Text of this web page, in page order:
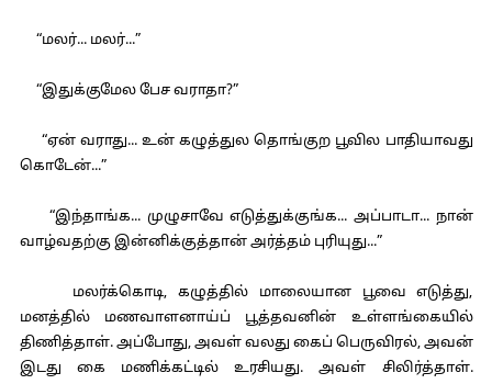
“மலர்... மலர்...”
“இதுக்குமேல பேச வராதா?”
“ஏன் வராது... உன் கழுத்துல தொங்குற பூவில பாதியாவது
கொடேன்...”
“இந்தாங்க... முழுசாவே எடுத்துக்குங்க... அப்பாடா... நான்
வாழ்வதற்கு இன்னிக்குத்தான் அர்த்தம் புரியுது...”
மலர்க்கொடி, கழுத்தில் மாலையான பூவை எடுத்து,
மனத்தில் மணவாளனாய்ப் பூத்தவனின் உள்ளங்கையில்
திணித்தாள். அப்போது, அவள் வலது கைப் பெருவிரல், அவன்
இடது கை மணிக்கட்டில் உரசியது. அவள் சிலிர்த்தாள்.